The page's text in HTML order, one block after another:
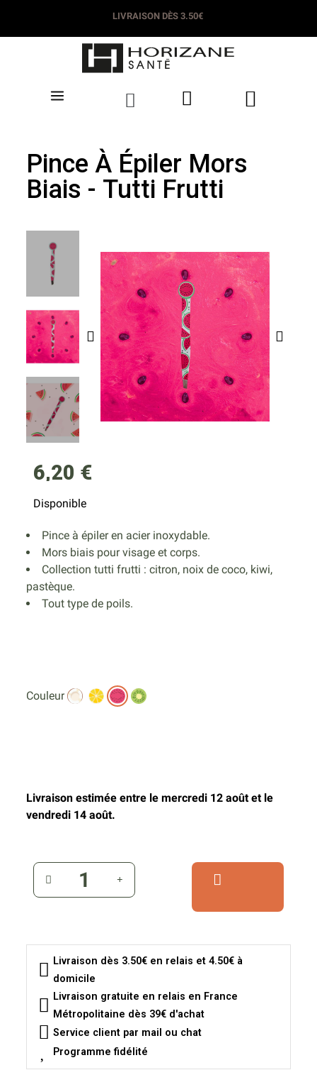
LIVRAISON DÈS 3.50€
Pince À Épiler Mors
Biais - Tutti Frutti
6,20 €
Disponible
Pince à épiler en acier inoxydable.
Mors biais pour visage et corps.
Collection tutti frutti : citron, noix de coco, kiwi,
pastèque.
Tout type de poils.
Couleur
Livraison estimée entre le mercredi 12 août et le
vendredi 14 août.
Livraison dès 3.50€ en relais et 4.50€ à
domicile
Livraison gratuite en relais en France
Métropolitaine dès 39€ d'achat
Service client par mail ou chat
Programme fidélité